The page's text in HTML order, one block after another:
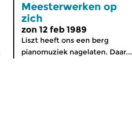
Meesterwerken op
zich
zon 12 feb 1989
Liszt heeft ons een berg
pianomuziek nagelaten. Daar...